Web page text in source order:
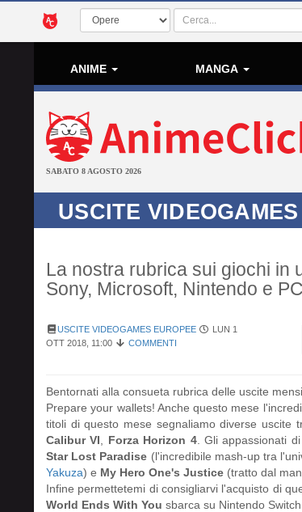
ANIME MANGA
SABATO 8 AGOSTO 2026
USCITE
La nostra rubrica sui giochi in
Sony, Microsoft, Nintendo e PC
USCITE VIDEOGAMES EUROPEE
LUN 1
OTT 2018, 11:00
COMMENTI
Bentornati alla consueta rubrica delle uscite
Prepare your wallets! Anche questo mese
titoli di questo mese segnaliamo diverse uscite
Calibur VI
Forza Horizon 4. Gli appassionati
Star Lost Paradise (l'incredibile mash-up tra
Yakuza) e My Hero One's Justice (tratto dal
Infine permettetemi di consigliarvi l'acquisto di
World Ends With You sbarca su Nintendo